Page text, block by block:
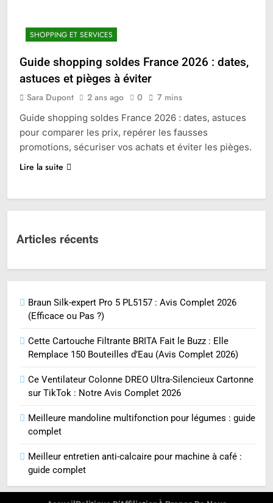
SHOPPING ET SERVICES
Guide shopping soldes France 2026 : dates,
astuces et pièges à éviter
Sara Dupont 2 ans ago 0 7 mins
Guide shopping soldes France 2026 : dates, astuces
pour comparer les prix, repérer les fausses
promotions, sécuriser vos achats et éviter les pièges.
Lire la suite
Articles récents
Braun Silk-expert Pro 5 PL5157 : Avis Complet 2026
(Efficace ou Pas ?)
Cette Cartouche Filtrante BRITA Fait le Buzz : Elle
Remplace 150 Bouteilles d’Eau (Avis Complet 2026)
Ce Ventilateur Colonne DREO Ultra-Silencieux Cartonne
sur TikTok : Notre Avis Complet 2026
Meilleure mandoline multifonction pour légumes : guide
complet
Meilleur entretien anti-calcaire pour machine à café :
guide complet